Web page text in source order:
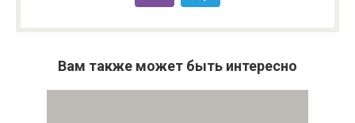
Вам также может быть интересно